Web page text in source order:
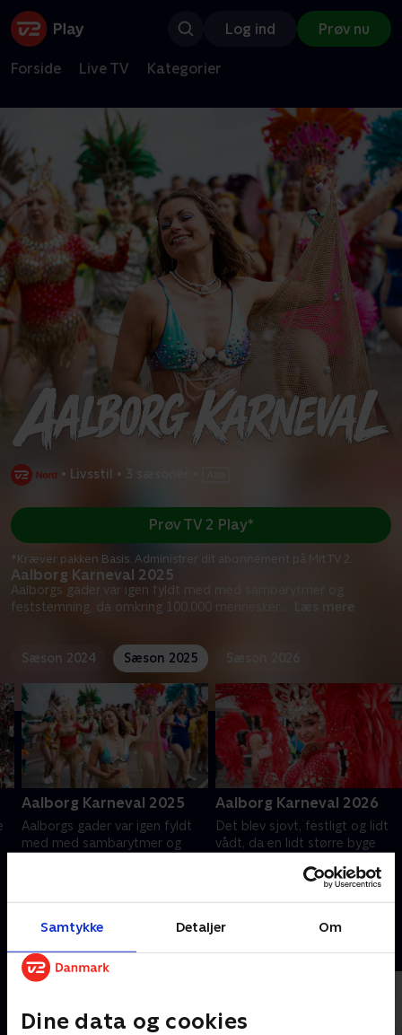
Samtykke Detaljer Om
Dine data og cookies
Log ind Prøv nu
Forside Live TV Kategorier
• Livsstil • 3 sæsoner
Aalborg Karneval 2025
Aalborgs gader var igen fyldt med med sambarytmer og
feststemning, da omkring 100.000 mennesker
Læs mere
Prøv TV 2 Play*
*Kræver pakken Basis. Administrer dit abonnement på Mit TV 2.
Sæson 2024 Sæson 2025 Sæson 2026
Aalborg Karneval 2025
Aalborgs gader var igen fyldt
med med sambarytmer og
26. maj 2025 • 32 min
Aalborg Karneval 2026
Det blev sjovt, festligt og lidt
vådt, da en lidt større byge
festen fortsatte. Her er et
Karneval 2026, hvor op mod
26. maj 2026 • 26 min
Andre så også